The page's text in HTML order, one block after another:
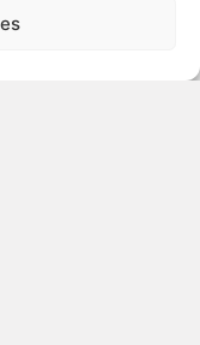
Series